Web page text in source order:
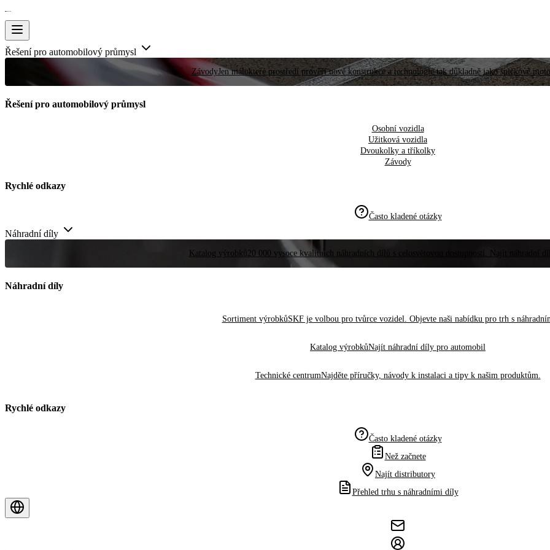
Řešení pro automobilový průmysl
ZávodyJen málokteré prostředí prověří nové konstrukce a technologie tak důkladně jako špičkové
Řešení pro automobilový průmysl
Osobní vozidla
Užitková vozidla
Dvoukolky a tříkolky
Závody
Rychlé odkazy
Často kladené otázky
Náhradní díly
Katalog výrobků20 000 vysoce kvalitních náhradních dílů s celosvětovou dostupností. Najít náhradní
Náhradní díly
Sortiment výrobkůSKF je volbou pro tvůrce vozidel. Objevte naši nabídku pro trh s
Katalog výrobkůNajít náhradní díly pro automobil
Technické centrumNajděte příručky, návody k instalaci a tipy k našim produktům.
Rychlé odkazy
Často kladené otázky
Než začnete
Najít distributory
Přehled trhu s náhradními díly